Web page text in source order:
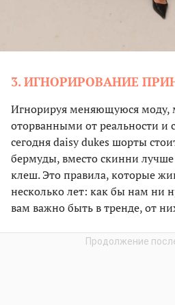
3. ИГНОРИРОВАНИЕ
Игнорируя меняющуюся моду,
оторванными от реальности и
сегодня daisy dukes шорты
бермуды, вместо скинни
клеш. Это правила, которые
несколько лет: как бы нам ни
вам важно быть в тренде, от